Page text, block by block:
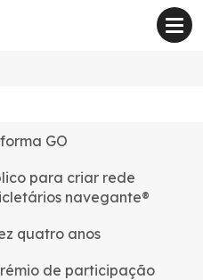
GO
para criar rede
navegante®
quatro anos
de participação